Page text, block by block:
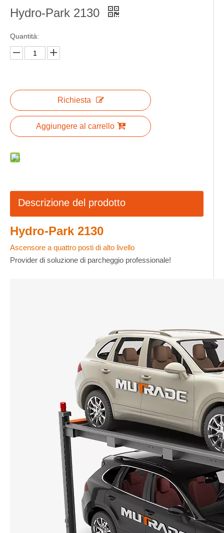
Hydro-Park 2130
Quantità:
Richiesta
Aggiungere al carrello
Descrizione del prodotto
Hydro-Park 2130
Ascensore a quattro posti di alto livello
Provider di soluzione di parcheggio professionale!